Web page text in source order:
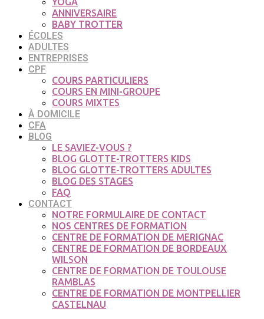
ANNIVERSAIRE
BABY TROTTER
ÉCOLES
ADULTES
ENTREPRISES
CPF
COURS PARTICULIERS
COURS EN MINI-GROUPE
COURS MIXTES
À DOMICILE
CFA
BLOG
LE SAVIEZ-VOUS ?
BLOG GLOTTE-TROTTERS KIDS
BLOG GLOTTE-TROTTERS ADULTES
BLOG DES STAGES
FAQ
CONTACT
NOTRE FORMULAIRE DE CONTACT
NOS CENTRES DE FORMATION
CENTRE DE FORMATION DE MERIGNAC
CENTRE DE FORMATION DE BORDEAUX
WILSON
CENTRE DE FORMATION DE TOULOUSE
RAMBLAS
CENTRE DE FORMATION DE MONTPELLIER
CASTELNAU